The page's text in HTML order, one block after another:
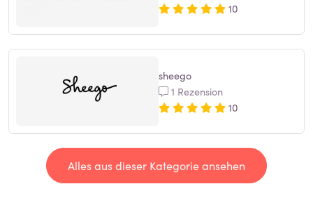
10
sheego
1 Rezension
10
Alles aus dieser Kategorie ansehen